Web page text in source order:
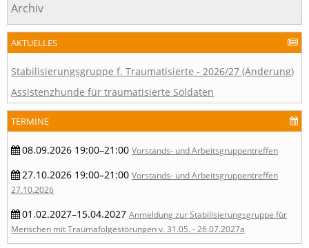
Archiv
AKTUELLES
Stabilisierungsgruppe f. Traumatisierte - 2026/27 (Änderung)
Assistenzhunde für traumatisierte Soldaten
TERMINE
08.09.2026 19:00–21:00 Vorstands- und Arbeitsgruppentreffen
27.10.2026 19:00–21:00 Vorstands- und Arbeitsgruppentreffen
27.10.2026
01.02.2027–15.04.2027 Anmeldung zur Stabilisierungsgruppe für
Menschen mit Traumafolgestörungen v. 31.05. - 26.07.2027a